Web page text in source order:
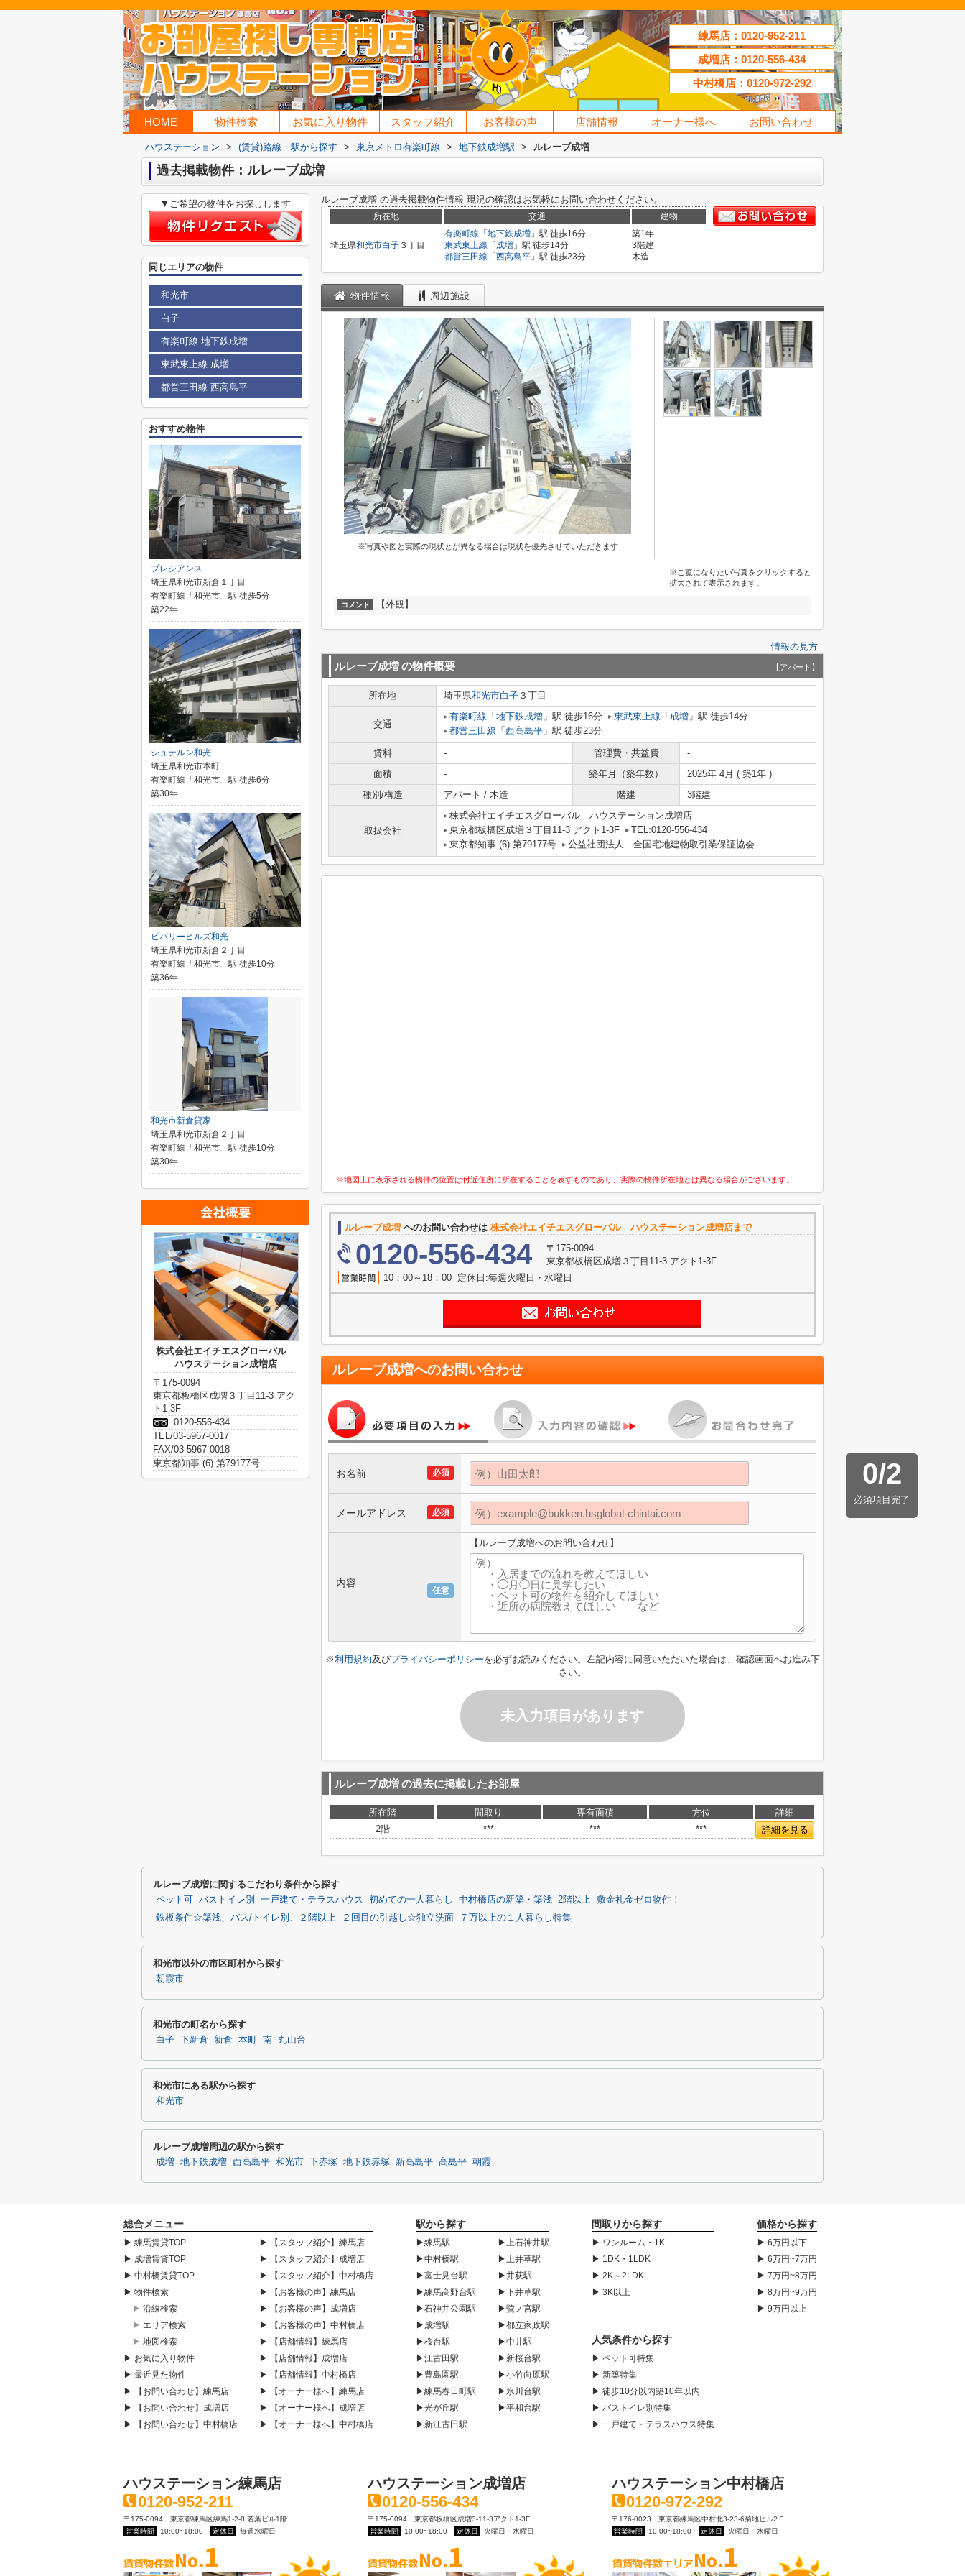
練馬店：0120-952-211
成増店：0120-556-434
中村橋店：0120-972-292
HOME 物件検索 お気に入り物件 スタッフ紹介 お客様の声 店舗情報 オーナー様へ お問い合わせ
ハウステーション > (賃貸)路線・駅から探す > 東京メトロ有楽町線 > 地下鉄成増駅 > ルレーブ成増
過去掲載物件：ルレーブ成増
ルレーブ成増 の過去掲載物件情報 現況の確認はお気軽にお問い合わせください。
所在地 交通 建物
埼玉県和光市白子 ３丁目
有楽町線 「 地下鉄成増 」駅 徒歩16分
東武東上線 「 成増 」駅 徒歩14分
都営三田線 「 西高島平 」駅 徒歩23分
築1年
3階建
木造
物件情報 周辺施設
※写真や図と実際の現状とが異なる場合は現状を優先させていただきます
※ご覧になりたい写真をクリックすると
拡大されて表示されます。
コメント 【外観】
情報の見方
ルレーブ成増の物件概要 【アパート】
所在地 埼玉県和光市白子 ３丁目
交通
有楽町線 「 地下鉄成増 」駅 徒歩16分 東武東上線 「 成増 」駅 徒歩14分
都営三田線 「 西高島平 」駅 徒歩23分
賃料 - 管理費・共益費
-
面積
- 築年月（築年数）
2025年 4月 ( 築1年 )
種別/構造
アパート / 木造 階建 3階建
取扱会社
株式会社エイチエスグローバル ハウステーション成増店
東京都板橋区成増３丁目11-3 アクト1-3F
TEL:0120-556-434
東京都知事 (6) 第79177号
公益社団法人 全国宅地建物取引業保証協会
※地図上に表示される物件の位置は付近住所に所在することを表すものであり、実際の物件所在地とは異なる場合がございます。
ルレーブ成増 へのお問い合わせは 株式会社エイチエスグローバル ハウステーション成増店まで
0120-556-434
〒175-0094
東京都板橋区成増３丁目11-3 アクト1-3F
10：00～18：00 定休日:毎週火曜日・水曜日
ルレーブ成増へのお問い合わせ
0/2
必須項目完了
必須
お名前
必須
メールアドレス
任意
内容
【ルレーブ成増へのお問い合わせ】
※利用規約及びプライバシーポリシーを必ずお読みください。左記内容に同意いただいた場合は、確認画面へお進み下
さい。
未入力項目があります
ルレーブ成増の過去に掲載したお部屋
所在階 間取り 専有面積 方位
詳細
2階
*** *** *** 詳細を見る
▼ご希望の物件をお探しします
同じエリアの物件
和光市
白子
有楽町線 地下鉄成増
東武東上線 成増
都営三田線 西高島平
おすすめ物件
プレシアンス
埼玉県和光市新倉１丁目
有楽町線「和光市」駅 徒歩5分
築22年
シュテルン和光
埼玉県和光市本町
有楽町線「和光市」駅 徒歩6分
築30年
ビバリーヒルズ和光
埼玉県和光市新倉２丁目
有楽町線「和光市」駅 徒歩10分
築36年
和光市新倉貸家
埼玉県和光市新倉２丁目
有楽町線「和光市」駅 徒歩10分
築30年
株式会社エイチエスグローバル
ハウステーション成増店
〒175-0094
東京都板橋区成増３丁目11-3 アク
ト1-3F
0120-556-434
TEL/03-5967-0017
FAX/03-5967-0018
東京都知事 (6) 第79177号
ルレーブ成増に関するこだわり条件から探す
ペット可 バストイレ別 一戸建て・テラスハウス 初めての一人暮らし 中村橋店の新築・築浅 2階以上 敷金礼金ゼロ物件！
鉄板条件☆築浅、バス/トイレ別、２階以上
２回目の引越し☆独立洗面 ７万以上の１人暮らし特集
和光市以外の市区町村から探す
朝霞市
和光市の町名から探す
白子 下新倉 新倉 本町 南 丸山台
和光市にある駅から探す
和光市
ルレーブ成増周辺の駅から探す
成増 地下鉄成増 西高島平 和光市 下赤塚 地下鉄赤塚 新高島平 高島平 朝霞
総合メニュー
▶ 練馬賃貸TOP
▶ 成増賃貸TOP
▶ 中村橋賃貸TOP
▶ 物件検索
▶ 沿線検索
▶ エリア検索
▶ 地図検索
▶ お気に入り物件
▶ 最近見た物件
▶ 【お問い合わせ】練馬店
▶ 【お問い合わせ】成増店
▶ 【お問い合わせ】中村橋店
▶ 【スタッフ紹介】練馬店
▶ 【スタッフ紹介】成増店
▶ 【スタッフ紹介】中村橋店
▶ 【お客様の声】練馬店
▶ 【お客様の声】成増店
▶ 【お客様の声】中村橋店
▶ 【店舗情報】練馬店
▶ 【店舗情報】成増店
▶ 【店舗情報】中村橋店
▶ 【オーナー様へ】練馬店
▶ 【オーナー様へ】成増店
▶ 【オーナー様へ】中村橋店
駅から探す
▶練馬駅
▶中村橋駅
▶富士見台駅
▶練馬高野台駅
▶石神井公園駅
▶成増駅
▶桜台駅
▶江古田駅
▶豊島園駅
▶練馬春日町駅
▶光が丘駅
▶新江古田駅
▶上石神井駅
▶上井草駅
▶井荻駅
▶下井草駅
▶鷺ノ宮駅
▶都立家政駅
▶中井駅
▶新桜台駅
▶小竹向原駅
▶氷川台駅
▶平和台駅
間取りから探す
▶ ワンルーム・1K
▶ 1DK・1LDK
▶ 2K～2LDK
▶ 3K以上
人気条件から探す
▶ ペット可特集
▶ 新築特集
▶ 徒歩10分以内築10年以内
▶ バストイレ別特集
▶ 一戸建て・テラスハウス特集
価格から探す
▶ 6万円以下
▶ 6万円~7万円
▶ 7万円~8万円
▶ 8万円~9万円
▶ 9万円以上
ハウステーション練馬店
0120-952-211
〒175-0094 東京都練馬区練馬1-2-8 若葉ビル1階
営業時間
10:00~18:00 定休日 毎週水曜日
ハウステーション成増店
0120-556-434
〒175-0094 東京都板橋区成増3-11-3アクト1-3F
営業時間
10:00~18:00 定休日 火曜日・水曜日
ハウステーション中村橋店
0120-972-292
〒176-0023 東京都練馬区中村北3-23-6菊地ビル2Ｆ
営業時間
10:00~18:00 定休日 火曜日・水曜日